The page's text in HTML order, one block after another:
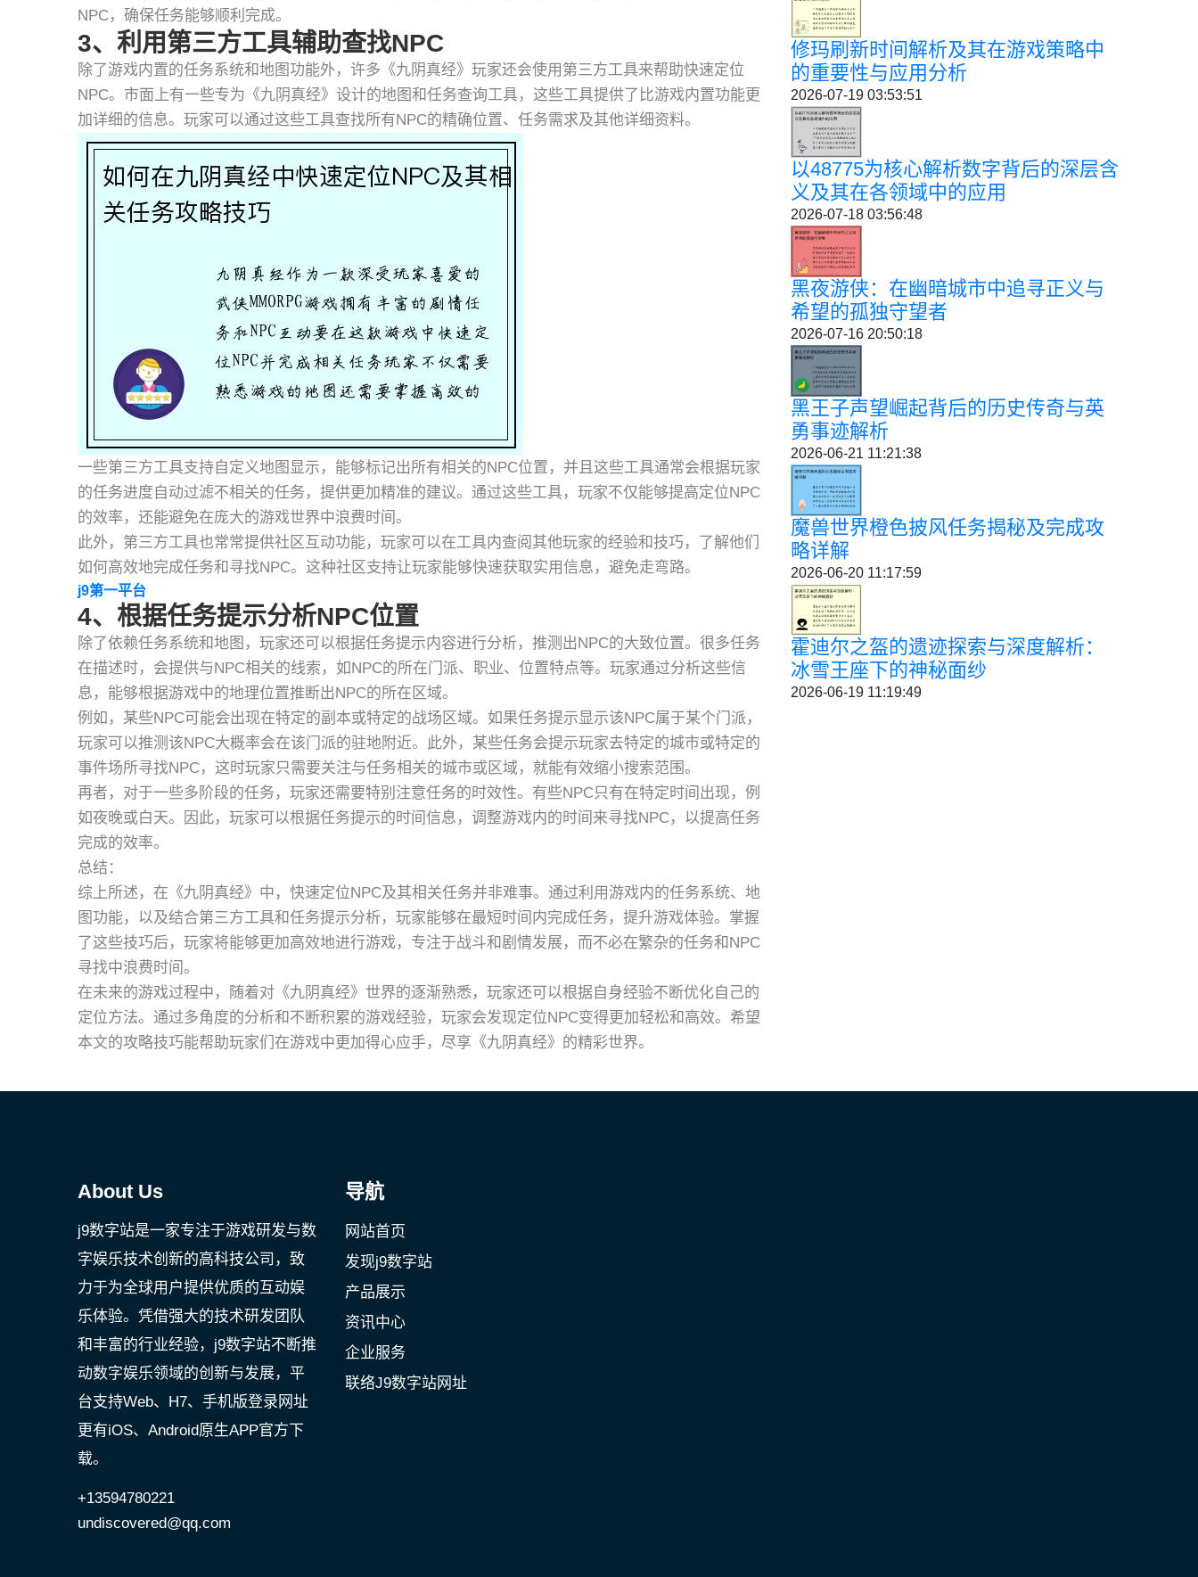
NPC，确保任务能够顺利完成。
3、利用第三方工具辅助查找NPC
除了游戏内置的任务系统和地图功能外，许多《九阴真经》玩家还会使用第三方工具来帮助快速定位
NPC。市面上有一些专为《九阴真经》设计的地图和任务查询工具，这些工具提供了比游戏内置功能更
加详细的信息。玩家可以通过这些工具查找所有NPC的精确位置、任务需求及其他详细资料。
一些第三方工具支持自定义地图显示，能够标记出所有相关的NPC位置，并且这些工具通常会根据玩家
的任务进度自动过滤不相关的任务，提供更加精准的建议。通过这些工具，玩家不仅能够提高定位NPC
的效率，还能避免在庞大的游戏世界中浪费时间。
此外，第三方工具也常常提供社区互动功能，玩家可以在工具内查阅其他玩家的经验和技巧，了解他们
如何高效地完成任务和寻找NPC。这种社区支持让玩家能够快速获取实用信息，避免走弯路。
j9第一平台
4、根据任务提示分析NPC位置
除了依赖任务系统和地图，玩家还可以根据任务提示内容进行分析，推测出NPC的大致位置。很多任务
在描述时，会提供与NPC相关的线索，如NPC的所在门派、职业、位置特点等。玩家通过分析这些信
息，能够根据游戏中的地理位置推断出NPC的所在区域。
例如，某些NPC可能会出现在特定的副本或特定的战场区域。如果任务提示显示该NPC属于某个门派，
玩家可以推测该NPC大概率会在该门派的驻地附近。此外，某些任务会提示玩家去特定的城市或特定的
事件场所寻找NPC，这时玩家只需要关注与任务相关的城市或区域，就能有效缩小搜索范围。
再者，对于一些多阶段的任务，玩家还需要特别注意任务的时效性。有些NPC只有在特定时间出现，例
如夜晚或白天。因此，玩家可以根据任务提示的时间信息，调整游戏内的时间来寻找NPC，以提高任务
完成的效率。
总结：
综上所述，在《九阴真经》中，快速定位NPC及其相关任务并非难事。通过利用游戏内的任务系统、地
图功能，以及结合第三方工具和任务提示分析，玩家能够在最短时间内完成任务，提升游戏体验。掌握
了这些技巧后，玩家将能够更加高效地进行游戏，专注于战斗和剧情发展，而不必在繁杂的任务和NPC
寻找中浪费时间。
在未来的游戏过程中，随着对《九阴真经》世界的逐渐熟悉，玩家还可以根据自身经验不断优化自己的
定位方法。通过多角度的分析和不断积累的游戏经验，玩家会发现定位NPC变得更加轻松和高效。希望
本文的攻略技巧能帮助玩家们在游戏中更加得心应手，尽享《九阴真经》的精彩世界。
修玛刷新时间解析及其在游戏策略中
的重要性与应用分析
2026-07-19 03:53:51
以48775为核心解析数字背后的深层含
义及其在各领域中的应用
2026-07-18 03:56:48
黑夜游侠：在幽暗城市中追寻正义与
希望的孤独守望者
2026-07-16 20:50:18
黑王子声望崛起背后的历史传奇与英
勇事迹解析
2026-06-21 11:21:38
魔兽世界橙色披风任务揭秘及完成攻
略详解
2026-06-20 11:17:59
霍迪尔之盔的遗迹探索与深度解析：
冰雪王座下的神秘面纱
2026-06-19 11:19:49
About Us
j9数字站是一家专注于游戏研发与数
字娱乐技术创新的高科技公司，致
力于为全球用户提供优质的互动娱
乐体验。凭借强大的技术研发团队
和丰富的行业经验，j9数字站不断推
动数字娱乐领域的创新与发展，平
台支持Web、H7、手机版登录网址
更有iOS、Android原生APP官方下
载。
+13594780221
undiscovered@qq.com
导航
网站首页
发现j9数字站
产品展示
资讯中心
企业服务
联络J9数字站网址